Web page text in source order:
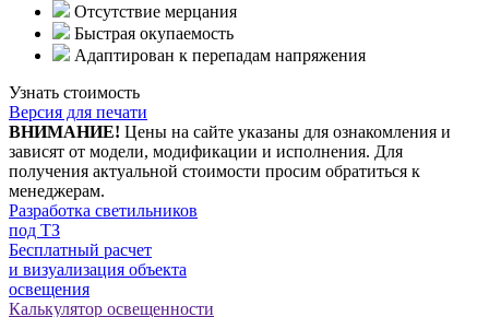
Отсутствие мерцания
Быстрая окупаемость
Адаптирован к перепадам напряжения
Узнать стоимость
Версия для печати
ВНИМАНИЕ! Цены на сайте указаны для ознакомления и
зависят от модели, модификации и исполнения. Для
получения актуальной стоимости просим обратиться к
менеджерам.
Разработка светильников
под ТЗ
Бесплатный расчет
и визуализация объекта
освещения
Калькулятор освещенности